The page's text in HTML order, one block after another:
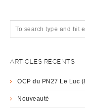
ARTICLES RÉCENTS
OCP du PN27 Le Luc
Nouveauté